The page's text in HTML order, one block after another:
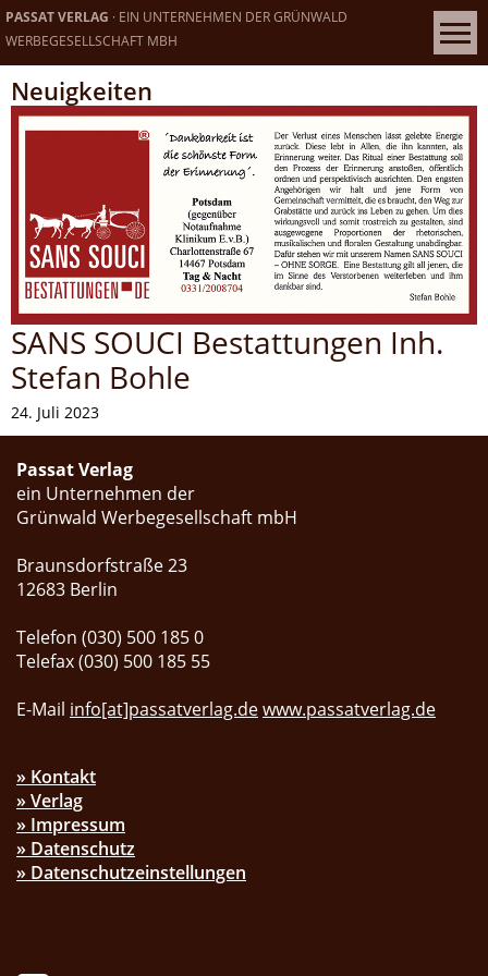
PASSAT VERLAG · EIN UNTERNEHMEN DER GRÜNWALD
WERBEGESELLSCHAFT MBH
Neuigkeiten
SANS SOUCI Bestattungen Inh.
Stefan Bohle
24. Juli 2023
Passat Verlag
ein Unternehmen der
Grünwald Werbegesellschaft mbH
Braunsdorfstraße 23
12683 Berlin
Telefon (030) 500 185 0
Telefax (030) 500 185 55
E-Mail info[at]passatverlag.dewww.passatverlag.de
» Kontakt
» Verlag
» Impressum
» Datenschutz
» Datenschutzeinstellungen